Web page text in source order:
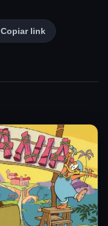
Copiar link